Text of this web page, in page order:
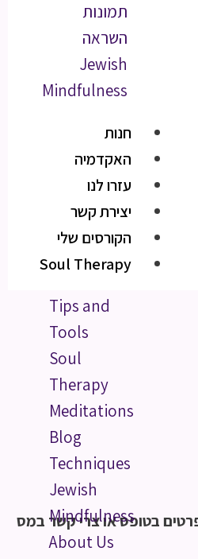
תמונות
השראה
Jewish
Mindfulness
חנות
האקדמיה
עזרו לנו
יצירת קשר
הקורסים שלי
Soul Therapy
Tips and
Tools
Soul
Therapy
Meditations
Blog
Techniques
Jewish
Mindfulness
About Us
בטופס או צרי קשר במס